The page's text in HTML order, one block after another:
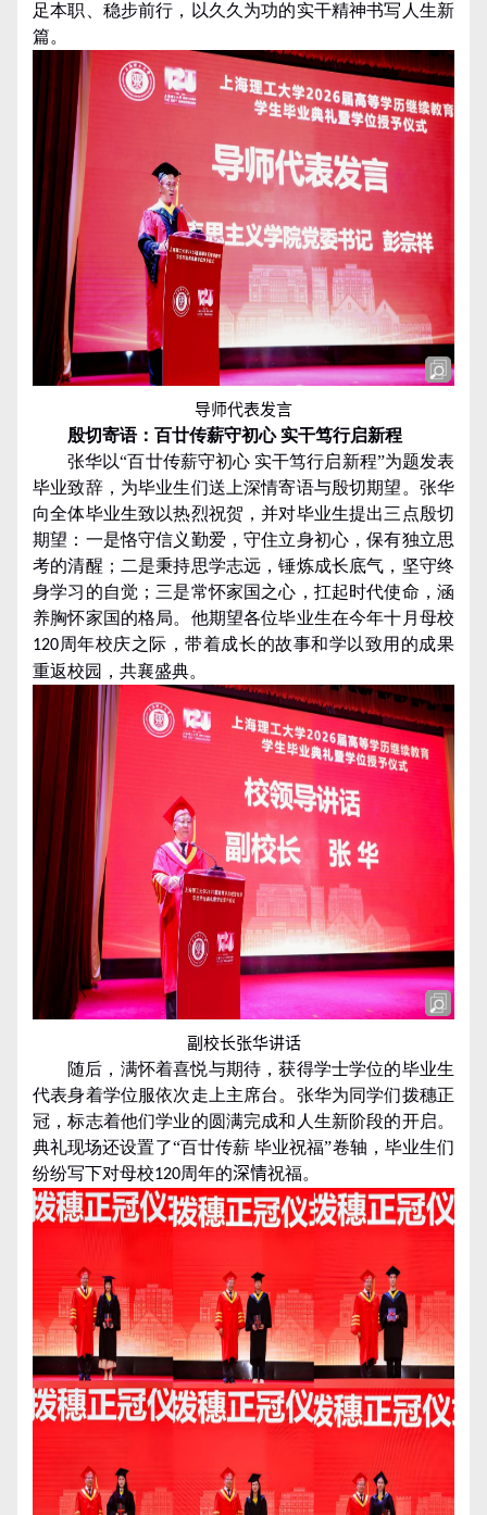
足本职、稳步前行，以久久为功的实干精神书写人生新
篇。
导师代表发言
殷切寄语：百廿传薪守初心 实干笃行启新程
张华以“百廿传薪守初心 实干笃行启新程”为题发表
毕业致辞，为毕业生们送上深情寄语与殷切期望。张华
向全体毕业生致以热烈祝贺，并对毕业生提出三点殷切
期望：一是恪守信义勤爱，守住立身初心，保有独立思
考的清醒；二是秉持思学志远，锤炼成长底气，坚守终
身学习的自觉；三是常怀家国之心，扛起时代使命，涵
养胸怀家国的格局。他期望各位毕业生在今年十月母校
120周年校庆之际，带着成长的故事和学以致用的成果
重返校园，共襄盛典。
副校长张华讲话
随后，满怀着喜悦与期待，获得学士学位的毕业生
代表身着学位服依次走上主席台。张华为同学们拨穗正
冠，标志着他们学业的圆满完成和人生新阶段的开启。
典礼现场还设置了“百廿传薪毕业祝福”卷轴，毕业生们
纷纷写下对母校120周年的深情祝福。